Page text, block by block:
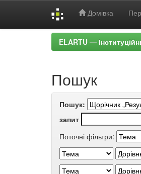
Домівка
ELARTU —
Пошук
Пошук:
запит
Поточні фільтри: